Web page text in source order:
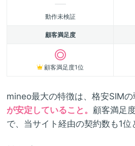
動作未検証
顧客満足度
顧客満足度1位
mineo最大の特徴は、格安SIMの
が安定していること。 顧客満足
で、当サイト経由の契約数も1位